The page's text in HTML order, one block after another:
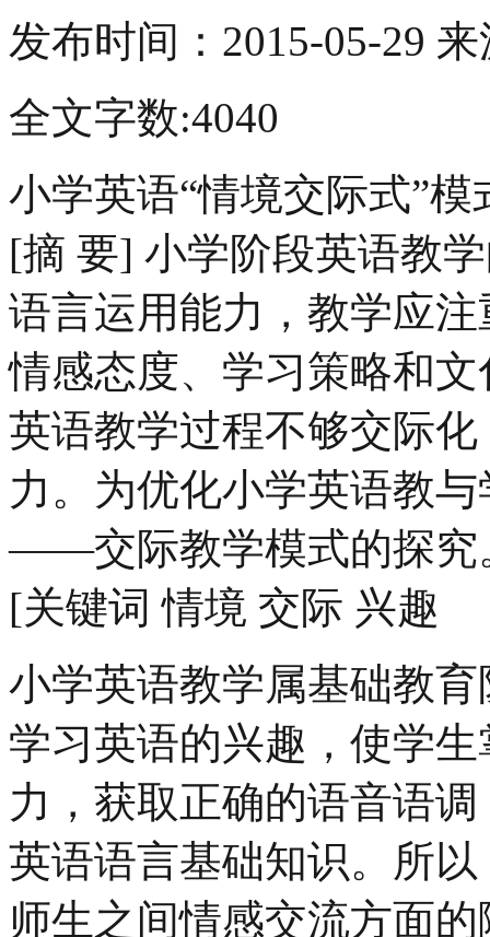
发布时间： 2015-05-29 来
全文字数:4040
小学英语“情境交际式”模
[摘 要] 小学阶段英语教
语言运用能力，教学应
情感态度、学习策略和
英语教学过程不够交际
力。为优化小学英语教
——交际教学模式的探究
[关键词 情境 交际 兴趣
小学英语教学属基础教
学习英语的兴趣，使学
力，获取正确的语音语
英语语言基础知识。所
师生之间情感交流方面